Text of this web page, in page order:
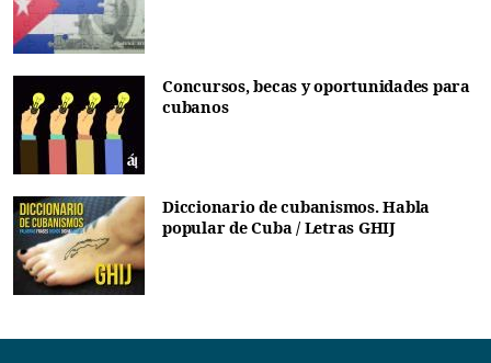
Concursos, becas y oportunidades para
cubanos
Diccionario de cubanismos. Habla
popular de Cuba / Letras GHIJ